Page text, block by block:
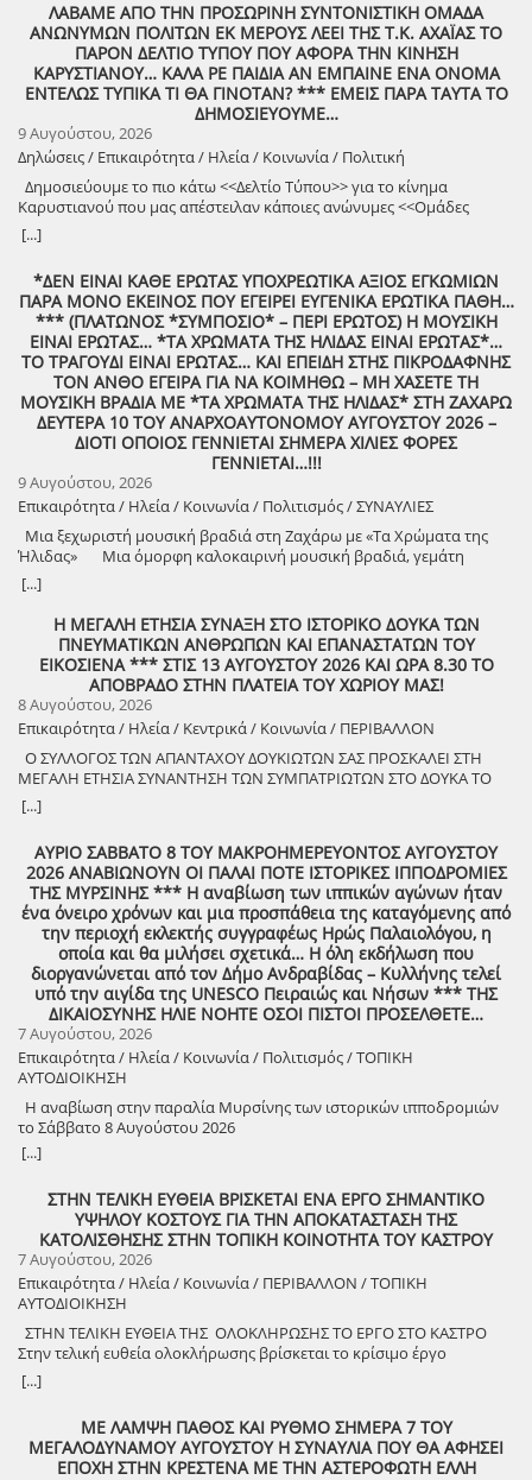
ΛΑΒΑΜΕ ΑΠΟ ΤΗΝ ΠΡΟΣΩΡΙΝΗ ΣΥΝΤΟΝΙΣΤΙΚΗ ΟΜΑΔΑ
ΑΝΩΝΥΜΩΝ ΠΟΛΙΤΩΝ ΕΚ ΜΕΡΟΥΣ ΛΕΕΙ ΤΗΣ Τ.Κ. ΑΧΑΪΑΣ ΤΟ
ΠΑΡΟΝ ΔΕΛΤΙΟ ΤΥΠΟΥ ΠΟΥ ΑΦΟΡΑ ΤΗΝ ΚΙΝΗΣΗ
ΚΑΡΥΣΤΙΑΝΟΥ… ΚΑΛΑ ΡΕ ΠΑΙΔΙΑ ΑΝ ΕΜΠΑΙΝΕ ΕΝΑ ΟΝΟΜΑ
ΕΝΤΕΛΩΣ ΤΥΠΙΚΑ ΤΙ ΘΑ ΓΙΝΟΤΑΝ? *** ΕΜΕΙΣ ΠΑΡΑ ΤΑΥΤΑ ΤΟ
ΔΗΜΟΣΙΕΥΟΥΜΕ…
9 Αυγούστου, 2026
Δηλώσεις / Επικαιρότητα / Ηλεία / Κοινωνία / Πολιτική
Δημοσιεύουμε το πιο κάτω <<Δελτίο Τύπου>> για το κίνημα
Καρυστιανού που μας απέστειλαν κάποιες ανώνυμες <<Ομάδες
Πολιτών>>!
[...]
*ΔΕΝ ΕΙΝΑΙ ΚΑΘΕ ΕΡΩΤΑΣ ΥΠΟΧΡΕΩΤΙΚΑ ΑΞΙΟΣ ΕΓΚΩΜΙΩΝ
ΠΑΡΑ ΜΟΝΟ ΕΚΕΙΝΟΣ ΠΟΥ ΕΓΕΙΡΕΙ ΕΥΓΕΝΙΚΑ ΕΡΩΤΙΚΑ ΠΑΘΗ…
*** (ΠΛΑΤΩΝΟΣ *ΣΥΜΠΟΣΙΟ* – ΠΕΡΙ ΕΡΩΤΟΣ) Η ΜΟΥΣΙΚΗ
ΕΙΝΑΙ ΕΡΩΤΑΣ… *ΤΑ ΧΡΩΜΑΤΑ ΤΗΣ ΗΛΙΔΑΣ ΕΙΝΑΙ ΕΡΩΤΑΣ*…
ΤΟ ΤΡΑΓΟΥΔΙ ΕΙΝΑΙ ΕΡΩΤΑΣ… ΚΑΙ ΕΠΕΙΔΗ ΣΤΗΣ ΠΙΚΡΟΔΑΦΝΗΣ
ΤΟΝ ΑΝΘΟ ΕΓΕΙΡΑ ΓΙΑ ΝΑ ΚΟΙΜΗΘΩ – ΜΗ ΧΑΣΕΤΕ ΤΗ
ΜΟΥΣΙΚΗ ΒΡΑΔΙΑ ΜΕ *ΤΑ ΧΡΩΜΑΤΑ ΤΗΣ ΗΛΙΔΑΣ* ΣΤΗ ΖΑΧΑΡΩ
ΔΕΥΤΕΡΑ 10 ΤΟΥ ΑΝΑΡΧΟΑΥΤΟΝΟΜΟΥ ΑΥΓΟΥΣΤΟΥ 2026 –
ΔΙΟΤΙ ΟΠΟΙΟΣ ΓΕΝΝΙΕΤΑΙ ΣΗΜΕΡΑ ΧΙΛΙΕΣ ΦΟΡΕΣ
ΓΕΝΝΙΕΤΑΙ…!!!
9 Αυγούστου, 2026
Επικαιρότητα / Ηλεία / Κοινωνία / Πολιτισμός / ΣΥΝΑΥΛΙΕΣ
Μια ξεχωριστή μουσική βραδιά στη Ζαχάρω με «Τα Χρώματα της
Ήλιδας» Μια όμορφη καλοκαιρινή μουσική βραδιά, γεμάτη
μελωδίες, πολιτισμό και καλή διάθεση, διοργανώνει ο Δήμος
Ζαχάρως, στο πλαίσιο του Καλοκαιρινού Πολιτιστικού
Προγράμματος. Τη Δευτέρα 10 Αυγούστου, στις 21:30, το προαύλιο
του Γυμνασίου Ζαχάρως θα γεμίσει μουσική, καθώς η Ορχήστρα «Τα
Χρώματα της Ήλιδας» θα παρουσιάσει ένα ξεχωριστό μουσικό
πρόγραμμα. Μια βραδιά που έρχεται να ενώσει ανθρώπους
διαφορετικών ηλικιών μέσα από τη δύναμη της μουσικής και να
προσφέρει σε κατοίκους και επισκέπτες μια όμορφη καλοκαιρινή
έξοδο. Ο Δήμος Ζαχάρως συνεχίζει να επενδύει στον πολιτισμό και να
δημιουργεί αφορμές για συνάντηση, ψυχαγωγία και συμμετοχή.
Δευτέρα 10 Αυγούστου | 21:30 Προαύλιο Γυμνασίου Ζαχάρως
[...]
Η ΜΕΓΑΛΗ ΕΤΗΣΙΑ ΣΥΝΑΞΗ ΣΤΟ ΙΣΤΟΡΙΚΟ ΔΟΥΚΑ ΤΩΝ
ΠΝΕΥΜΑΤΙΚΩΝ ΑΝΘΡΩΠΩΝ ΚΑΙ ΕΠΑΝΑΣΤΑΤΩΝ ΤΟΥ
ΕΙΚΟΣΙΕΝΑ *** ΣΤΙΣ 13 ΑΥΓΟΥΣΤΟΥ 2026 ΚΑΙ ΩΡΑ 8.30 ΤΟ
ΑΠΟΒΡΑΔΟ ΣΤΗΝ ΠΛΑΤΕΙΑ ΤΟΥ ΧΩΡΙΟΥ ΜΑΣ!
8 Αυγούστου, 2026
Επικαιρότητα / Ηλεία / Κεντρικά / Κοινωνία / ΠΕΡΙΒΑΛΛΟΝ
Ο ΣΥΛΛΟΓΟΣ ΤΩΝ ΑΠΑΝΤΑΧΟΥ ΔΟΥΚΙΩΤΩΝ ΣΑΣ ΠΡΟΣΚΑΛΕΙ ΣΤΗ
ΜΕΓΑΛΗ ΕΤΗΣΙΑ ΣΥΝΑΝΤΗΣΗ ΤΩΝ ΣΥΜΠΑΤΡΙΩΤΩΝ ΣΤΟ ΔΟΥΚΑ ΤΟ
ΑΘΑΝΑΤΟ! Μεγάλη η χαρά η δική μας για το ριζιμιό μας και για
τον επαναστάτη πρόγονό μας που πολέμησε με το σπαθί στο χέρι
κανόνια του αγώνα! ΦΩΤΟΓΡΑΦΙΕΣ ΚΑΙ ΠΡΟΣΚΛΗΣΗ ΓΙΑ ΤΟ
ΣΥΝΑΠΑΝΤΗΜΑ (Πατήστε πάνω στο σύνδεσμο για να ανοίξει το
αρχείο) Ο Σύλλογος των απανταχού Δουκιωτών σάς προσκαλεί στην
εκδήλωση που θα πραγματοποιηθεί στο χωριό μας, το ΔΟΥΚΑ, σε
συνδιοργάνωση με τον Δήμο Αρχαίας Ολυμπίας, στις 13 Αυγούστου,
ημέρα Πέμπτη και ώρα 8:30 μ.μ., στην πλατεία του χωριού με θέμα:
«Άυλη πολιτιστική κληρονομιά: Eκφράσεις, Δράσεις Διαφύλαξης και
Προοπτικές στην Ηλεία» Oμιλητές: – Διομήδης Τόλιος, Διεύθυνση
Νεότερης Πολιτιστικής Κληρονομιάς ΥΠΠΟ-Σύλλογος Διβριωτών
Αθήνας – Γωγώ Κανελλοπούλου, εκπαιδευτικός – Νίκος
Σιάκκουλης, Πρόεδρος eco action Νεμούτας Θα ακολουθήσoυν
χοροί της Ηλείας από το Λύκειο Ελληνίδων Πύργου Η είσοδος για
την πολιτιστική εκδήλωση είναι ελεύθερη. Μετά το πέρας της
εκδήλωσης, σας προσκαλούμε να διασκεδάσουμε όλοι μαζί με
ζωντανή παραδοσιακή μουσική από τη μουσική ομάδα του
Λύσανδρου Παναγόπουλου, σε μια βραδιά γεμάτη κέφι, χορό και
συμμετοχής στο γλέντι: 10 ευρώ ανά άτομο.
[...]
ΑΥΡΙΟ ΣΑΒΒΑΤΟ 8 ΤΟΥ ΜΑΚΡΟΗΜΕΡΕΥΟΝΤΟΣ ΑΥΓΟΥΣΤΟΥ
2026 ΑΝΑΒΙΩΝΟΥΝ ΟΙ ΠΑΛΑΙ ΠΟΤΕ ΙΣΤΟΡΙΚΕΣ ΙΠΠΟΔΡΟΜΙΕΣ
ΤΗΣ ΜΥΡΣΙΝΗΣ *** Η αναβίωση των ιππικών αγώνων ήταν
ένα όνειρο χρόνων και μια προσπάθεια της καταγόμενης από
την περιοχή εκλεκτής συγγραφέως Ηρώς Παλαιολόγου, η
οποία και θα μιλήσει σχετικά… Η όλη εκδήλωση που
διοργανώνεται από τον Δήμο Ανδραβίδας – Κυλλήνης τελεί
υπό την αιγίδα της UNESCO Πειραιώς και Νήσων *** ΤΗΣ
ΔΙΚΑΙΟΣΥΝΗΣ ΗΛΙΕ ΝΟΗΤΕ ΟΣΟΙ ΠΙΣΤΟΙ ΠΡΟΣΕΛΘΕΤΕ…
7 Αυγούστου, 2026
Επικαιρότητα / Ηλεία / Κοινωνία / Πολιτισμός / ΤΟΠΙΚΗ
ΑΥΤΟΔΙΟΙΚΗΣΗ
Η αναβίωση στην παραλία Μυρσίνης των ιστορικών ιπποδρομιών
το Σάββατο 8 Αυγούστου 2026
[...]
ΣΤΗΝ ΤΕΛΙΚΗ ΕΥΘΕΙΑ ΒΡΙΣΚΕΤΑΙ ΕΝΑ ΕΡΓΟ ΣΗΜΑΝΤΙΚΟ
ΥΨΗΛΟΥ ΚΟΣΤΟΥΣ ΓΙΑ ΤΗΝ ΑΠΟΚΑΤΑΣΤΑΣΗ ΤΗΣ
ΚΑΤΟΛΙΣΘΗΣΗΣ ΣΤΗΝ ΤΟΠΙΚΗ ΚΟΙΝΟΤΗΤΑ ΤΟΥ ΚΑΣΤΡΟΥ
7 Αυγούστου, 2026
Επικαιρότητα / Ηλεία / Κοινωνία / ΠΕΡΙΒΑΛΛΟΝ / ΤΟΠΙΚΗ
ΑΥΤΟΔΙΟΙΚΗΣΗ
ΣΤΗΝ ΤΕΛΙΚΗ ΕΥΘΕΙΑ ΤΗΣ ΟΛΟΚΛΗΡΩΣΗΣ ΤΟ ΕΡΓΟ ΣΤΟ ΚΑΣΤΡΟ
Στην τελική ευθεία ολοκλήρωσης βρίσκεται το κρίσιμο έργο
αποκατάστασης της κατολίσθησης στην Τ.Κ. Κάστρου,
προϋπολογισμού 1,25 εκατομμυρίων ευρώ. Έπειτα από αυτοψία που
Λέντζας, μαζί με κλιμάκιο της Τεχνικής Υπηρεσίας και εκπροσώπους
της δημοτικής αρχής, διαπιστώθηκε πως οι παρεμβάσεις προχωρούν
άμεσα και αυστηρά εντός των χρονοδιαγραμμάτων. ​Το έργο
[...]
ΜΕ ΛΑΜΨΗ ΠΑΘΟΣ ΚΑΙ ΡΥΘΜΟ ΣΗΜΕΡΑ 7 ΤΟΥ
ΜΕΓΑΛΟΔΥΝΑΜΟΥ ΑΥΓΟΥΣΤΟΥ Η ΣΥΝΑΥΛΙΑ ΠΟΥ ΘΑ ΑΦΗΣΕΙ
ΕΠΟΧΗ ΣΤΗΝ ΚΡΕΣΤΕΝΑ ΜΕ ΤΗΝ ΑΣΤΕΡΟΦΩΤΗ ΕΛΛΗ